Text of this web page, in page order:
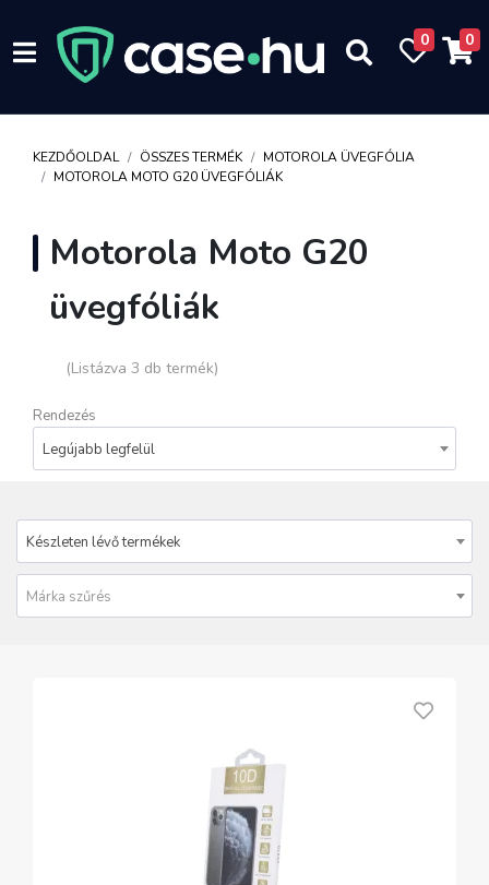
0 0
KEZDŐOLDAL ÖSSZES TERMÉK
MOTOROLA ÜVEGFÓLIA
MOTOROLA MOTO G20 ÜVEGFÓLIÁK
Motorola Moto G20
üvegfóliák
(Listázva 3 db termék)
Rendezés
Legújabb legfelül
Készleten lévő termékek
Márka szűrés